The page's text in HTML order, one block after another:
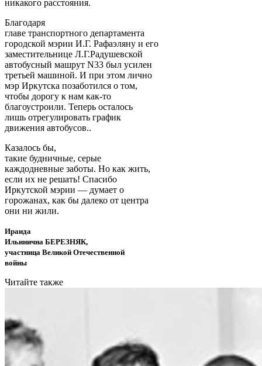
никакого расстояния.
Благодаря
главе транспортного департамента
городской мэрии И.Г. Рафаэляну и его
заместительнице Л.Г.Радушевской
автобусный машрут N33 был усилен
третьей машиной. И при этом лично
мэр Иркутска позаботился о том,
чтобы дорогу к нам как-то
благоустроили. Теперь осталось
лишь отрегулировать график
движения автобусов..
Казалось бы,
такие будничные, серые
каждодневные заботы. Но как жить,
если их не решать! Спасибо
Иркутской мэрии — думает о
горожанах, как бы далеко от центра
они ни жили.
Ираида
Ильинична БЕРЕЗНЯК,
участница Великой Отечественной
войны
Читайте также